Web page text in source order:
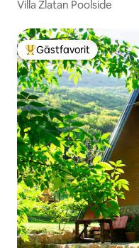
Villa Zlatan Poolside
Populär gästfavorit
Gästfavorit